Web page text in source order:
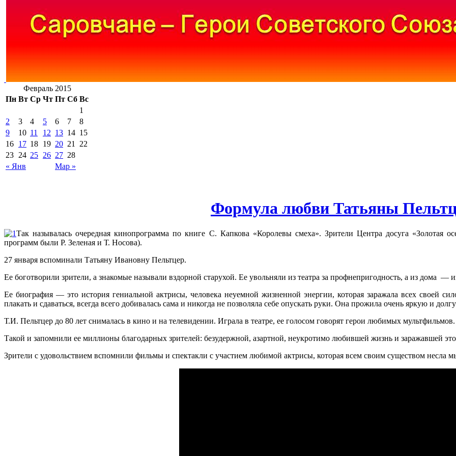
Февраль 2015
Пн Вт Ср Чт Пт Сб Вс
« Янв Мар »
1
2
3 4 5 6 7
8
9
10 11 12 13 14 15
16 17 18 19 20 21
22
23 24 25 26 27 28
Формула любви Татьяны
Так называлась очередная кинопрограмма по книге С. Капкова «Королевы смеха». Зрители Центра досуга «Золотая
программ были Р. Зеленая и Т. Носова).
27 января вспоминали Татьяну Ивановну Пельтцер.
Ее боготворили зрители, а знакомые называли вздорной старухой. Ее увольняли из театра за профнепригодность, а из дома —
Ее биография — это история гениальной актрисы, человека неуемной жизненной энергии, которая заражала всех своей
плакать и сдаваться, всегда всего добивалась сама и никогда не позволяла себе опускать руки. Она прожила очень яркую и
Т.И. Пельтцер до 80 лет снималась в кино и на телевидении. Играла в театре, ее голосом говорят герои любимых мультфильмов.
Такой и запомнили ее миллионы благодарных зрителей: безудержной, азартной, неукротимо любившей жизнь и заражавшей
Зрители с удовольствием вспомнили фильмы и спектакли с участием любимой актрисы, которая всем своим существом несла